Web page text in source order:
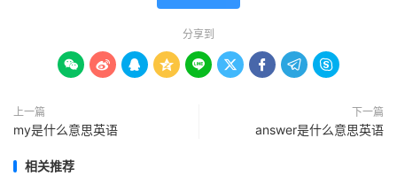
分享到
        
上一篇
my是什么意思英语
下一篇
answer是什么意思英语
相关推荐